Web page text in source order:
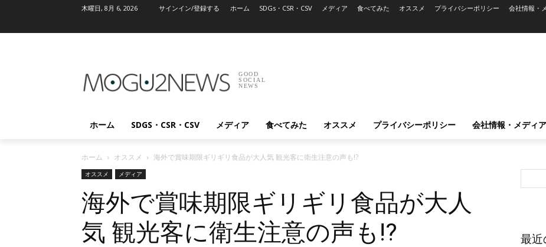
木曜日, 8月 6, 2026 サインイン/登録する ホーム SDGs・CSR・CSV メディア 食べてみた オススメ プライバシーポリシー 会社情報・
GOOD
SOCIAL
NEWS
ホーム SDGS・CSR・CSV メディア 食べてみた オススメ プライバシーポリシー 会社情報・メディ
ホーム オススメ 海外で賞味期限ギリギリ食品が大人気 観光客に衛生注意の声も!?
オススメ メディア
海外で賞味期限ギリギリ食品が大人
気 観光客に衛生注意の声も!?
最近